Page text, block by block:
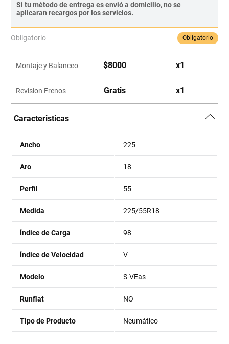
Si tu método de entrega es envió a domicilio, no se
aplicaran recargos por los servicios.
Obligatorio Obligatorio
Montaje y Balanceo $8000 x1
Revision Frenos Gratis x1
Caracteristicas
Ancho 225
Aro 18
Perfil 55
Medida 225/55R18
Índice de Carga 98
Índice de Velocidad V
Modelo S-VEas
Runflat NO
Tipo de Producto Neumático